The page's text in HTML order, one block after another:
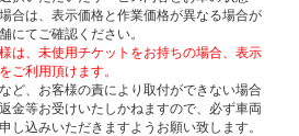
合は、表示価格と作業価格が異なる場合が
にてご確認ください。
は、未使用チケットをお持ちの場合、表示
ご利用頂けます。
ど、お客様の責により取付ができない場合
金等お受けいたしかねますので、必ず車両
し込みいただきますようお願い致します。